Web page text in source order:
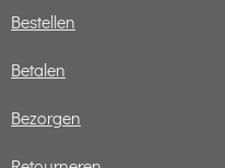
Bestellen
Betalen
Bezorgen